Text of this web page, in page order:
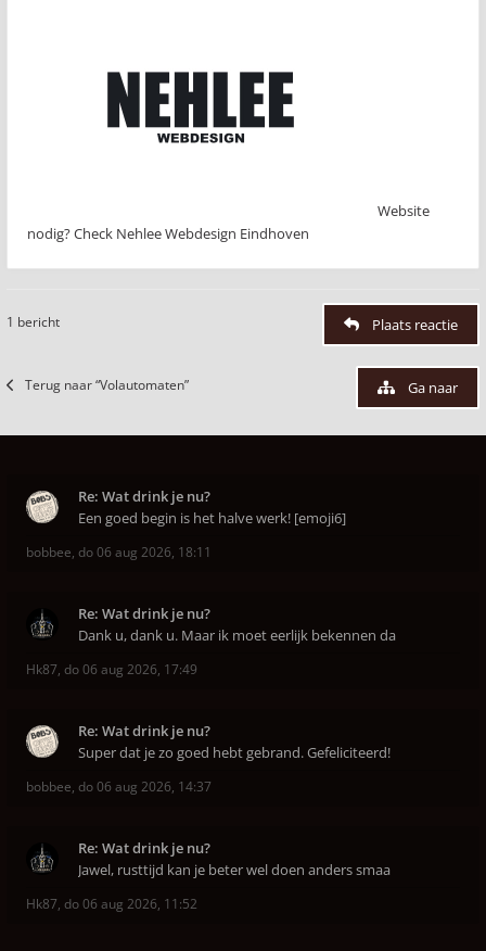
Website
nodig? Check Nehlee Webdesign Eindhoven
1 bericht Plaats reactie
Terug naar “Volautomaten” Ga naar
Re: Wat drink je nu?
Een goed begin is het halve werk! [emoji6]
bobbee, do 06 aug 2026, 18:11
Re: Wat drink je nu?
Dank u, dank u. Maar ik moet eerlijk bekennen da
Hk87, do 06 aug 2026, 17:49
Re: Wat drink je nu?
Super dat je zo goed hebt gebrand. Gefeliciteerd!
bobbee, do 06 aug 2026, 14:37
Re: Wat drink je nu?
Jawel, rusttijd kan je beter wel doen anders smaa
Hk87, do 06 aug 2026, 11:52